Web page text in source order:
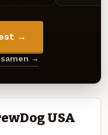
→
→
USA